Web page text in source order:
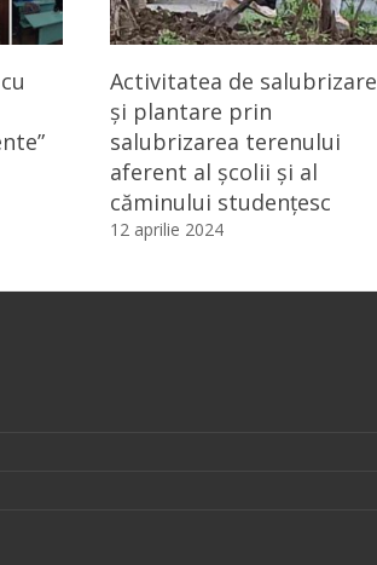
Activitatea de salubrizare
și plantare prin
salubrizarea terenului
aferent al școlii și al
căminului studențesc
12 aprilie 2024